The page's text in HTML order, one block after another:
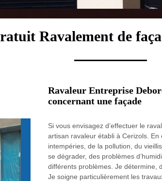
Ravalement de
Ravaleur Entreprise
concernant une façade
Si vous envisagez d’effectuer le
artisan ravaleur établi à Cerizols.
intempéries, de la pollution, du
se dégrader, des problèmes
différents problèmes. Je détermine,
Je soigne particulièrement les